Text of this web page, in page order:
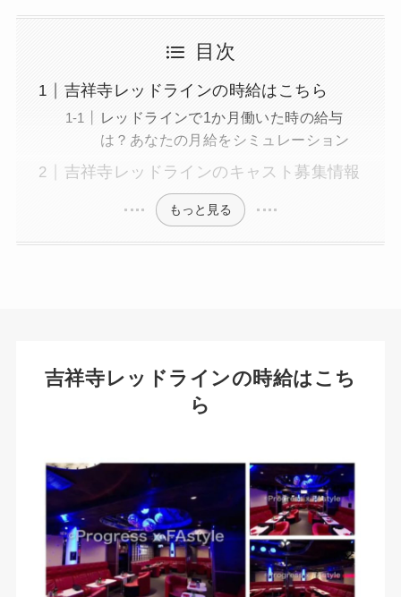
目次
吉祥寺レッドラインの時給はこちら
レッドラインで1か月働いた時の給与
は？あなたの月給をシミュレーション
吉祥寺レッドラインのキャスト募集情報
もっと見る
吉祥寺レッドラインの時給はこち
ら